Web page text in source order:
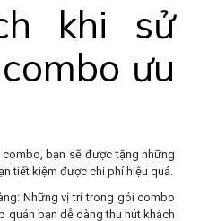
khi sử
ưu
bạn sẽ được tặng những
tiết kiệm được chi phí hiệu quả.
Những vị trí trong gói combo
quán bạn dễ dàng thu hút khách